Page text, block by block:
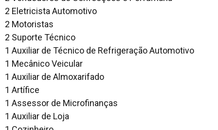
2 Eletricista Automotivo
2 Motoristas
2 Suporte Técnico
1 Auxiliar de Técnico de Refrigeração Automotivo
1 Mecânico Veicular
1 Auxiliar de Almoxarifado
1 Artífice
1 Assessor de Microfinanças
1 Auxiliar de Loja